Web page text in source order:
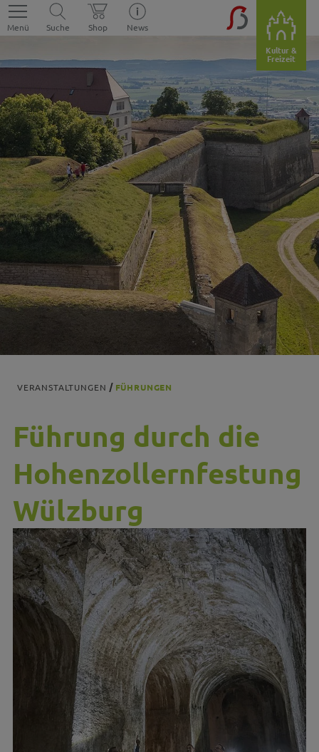
Menü Suche Shop
News
Kultur &
Freizeit
VERANSTALTUNGEN FÜHRUNGEN
Führung durch die
Hohenzollernfestung
Wülzburg